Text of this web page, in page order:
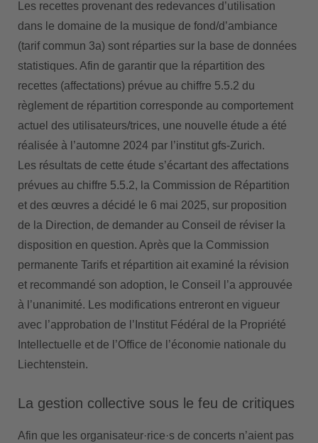
Les recettes provenant des redevances d’utilisation
dans le domaine de la musique de fond/d’ambiance
(tarif commun 3a) sont réparties sur la base de données
statistiques. Afin de garantir que la répartition des
recettes (affectations) prévue au chiffre 5.5.2 du
règlement de répartition corresponde au comportement
actuel des utilisateurs/trices, une nouvelle étude a été
réalisée à l’automne 2024 par l’institut gfs-Zurich.
Les résultats de cette étude s’écartant des affectations
prévues au chiffre 5.5.2, la Commission de Répartition
et des œuvres a décidé le 6 mai 2025, sur proposition
de la Direction, de demander au Conseil de réviser la
disposition en question. Après que la Commission
permanente Tarifs et répartition ait examiné la révision
et recommandé son adoption, le Conseil l’a approuvée
à l’unanimité. Les modifications entreront en vigueur
avec l’approbation de l’Institut Fédéral de la Propriété
Intellectuelle et de l’Office de l’économie nationale du
Liechtenstein.
La gestion collective sous le feu de critiques
Afin que les organisateur·rice·s de concerts n’aient pas